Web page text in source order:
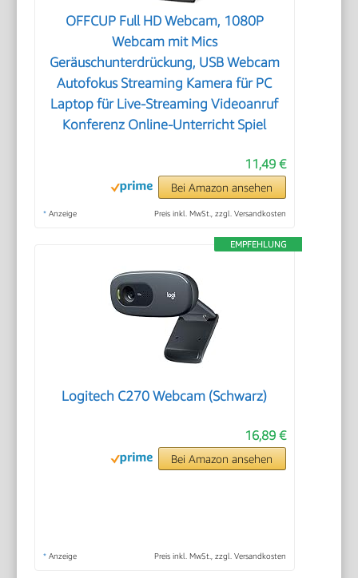
OFFCUP Full HD Webcam, 1080P
Webcam mit Mics
Geräuschunterdrückung, USB Webcam
Autofokus Streaming Kamera für PC
Laptop für Live-Streaming Videoanruf
Konferenz Online-Unterricht Spiel
11,49 €
Bei Amazon ansehen
* Anzeige Preis inkl. MwSt., zzgl. Versandkosten
EMPFEHLUNG
Logitech C270 Webcam (Schwarz)
16,89 €
Bei Amazon ansehen
* Anzeige Preis inkl. MwSt., zzgl. Versandkosten